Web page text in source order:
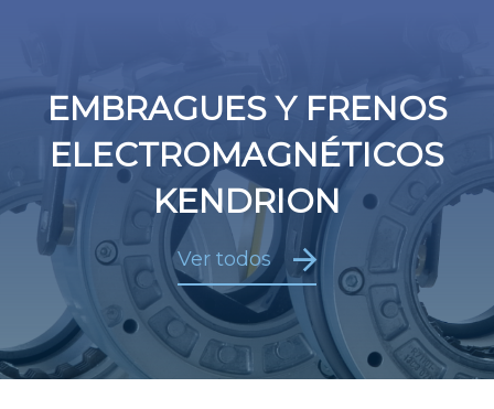
EMBRAGUES Y FRENOS
ELECTROMAGNÉTICOS
KENDRION
Ver todos